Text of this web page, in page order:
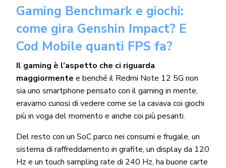
Gaming Benchmark e giochi:
come gira Genshin Impact? E
Cod Mobile quanti FPS fa?
Il gaming è l’aspetto che ci riguarda
maggiormente e benché il Redmi Note 12 5G non
sia uno smartphone pensato con il gaming in mente,
eravamo curiosi di vedere come se la cavava coi giochi
più in voga del momento e anche coi più pesanti.
Del resto con un SoC parco nei consumi e frugale, un
sistema di raffreddamento in grafite, un display da 120
Hz e un touch sampling rate di 240 Hz, ha buone carte